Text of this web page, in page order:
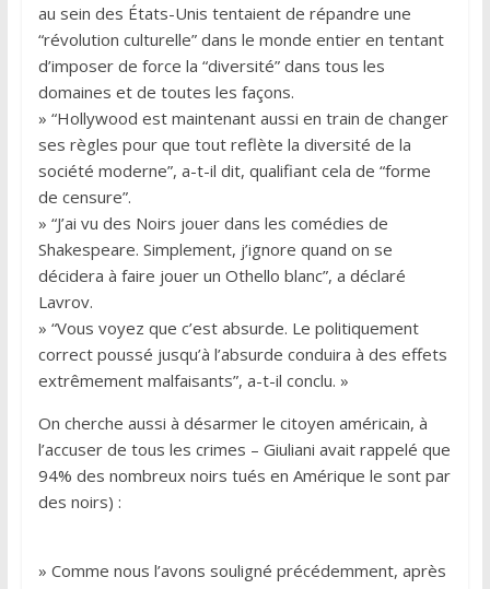
au sein des États-Unis tentaient de répandre une
“révolution culturelle” dans le monde entier en tentant
d’imposer de force la “diversité” dans tous les
domaines et de toutes les façons.
» “Hollywood est maintenant aussi en train de changer
ses règles pour que tout reflète la diversité de la
société moderne”, a-t-il dit, qualifiant cela de “forme
de censure”.
» “J’ai vu des Noirs jouer dans les comédies de
Shakespeare. Simplement, j’ignore quand on se
décidera à faire jouer un Othello blanc”, a déclaré
Lavrov.
» “Vous voyez que c’est absurde. Le politiquement
correct poussé jusqu’à l’absurde conduira à des effets
extrêmement malfaisants”, a-t-il conclu. »
On cherche aussi à désarmer le citoyen américain, à
l’accuser de tous les crimes – Giuliani avait rappelé que
94% des nombreux noirs tués en Amérique le sont par
des noirs) :
» Comme nous l’avons souligné précédemment, après